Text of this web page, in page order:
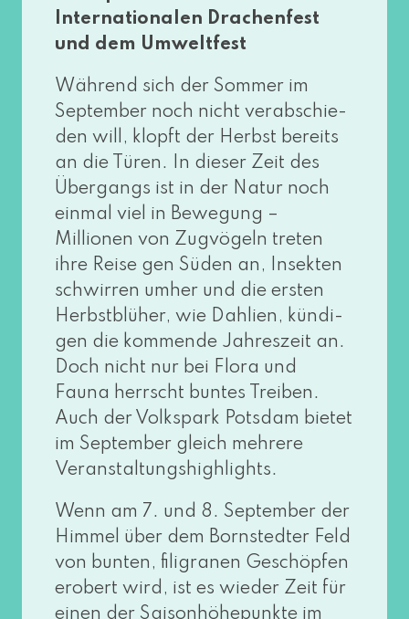
Internationalen Drachenfest
und dem Umweltfest
Während sich der Sommer im
September noch nicht ver­ab­schie­
den will, klopft der Herbst bereits
an die Türen. In die­ser Zeit des
Übergangs ist in der Natur noch
ein­mal viel in Bewegung –
Millionen von Zugvögeln tre­ten
ihre Reise gen Süden an, Insekten
schwir­ren umher und die ers­ten
Herbstblüher, wie Dahlien, kün­di­
gen die kom­men­de Jahreszeit an.
Doch nicht nur bei Flora und
Fauna herrscht bun­tes Treiben.
Auch der Volkspark Potsdam bie­tet
im September gleich meh­re­re
Veranstaltungshighlights.
Wenn am 7. und 8. September der
Himmel über dem Bornstedter Feld
von bun­ten, fili­gra­nen Geschöpfen
erobert wird, ist es wie­der Zeit für
einen der Saisonhöhepunkte im